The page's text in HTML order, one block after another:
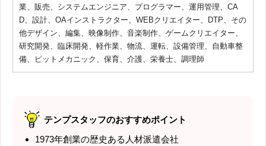
業、販売、システムエンジニア、プログラマー、運用管理、CA
D、設計、OAインストラクター、WEBクリエイター、DTP、その
他デザイン、編集、映像制作、音楽制作、ゲームクリエイター、
研究開発、臨床開発、軽作業、物流、運転、設備管理、自動車整
備、ピットメカニック、保育、介護、栄養士、調理師
テンプスタッフのおすすめポイント
1973年創業の歴史ある人材派遣会社